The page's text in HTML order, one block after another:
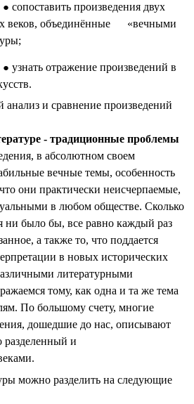
сопоставить произведения двух
веков, объединённые «вечными
узнать отражение произведений в
анализ и сравнение произведений
- традиционные проблемы
в абсолютном своем
вечные темы, особенность
они практически неисчерпаемые,
в любом обществе. Сколько
ни было бы, все равно каждый раз
а также то, что поддается
в новых исторических
литературными
тому, как одна и та же тема
По большому счету, многие
дошедшие до нас, описывают
и
можно разделить на следующие